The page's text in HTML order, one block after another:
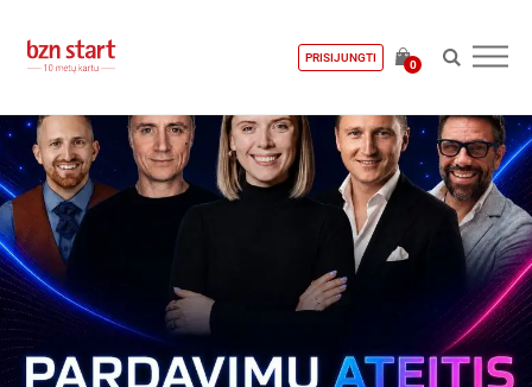
PRISIJUNGTI
0